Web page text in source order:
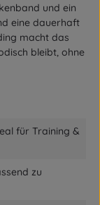
und ein
eine dauerhaft
macht das
bleibt, ohne
für Training &
zu